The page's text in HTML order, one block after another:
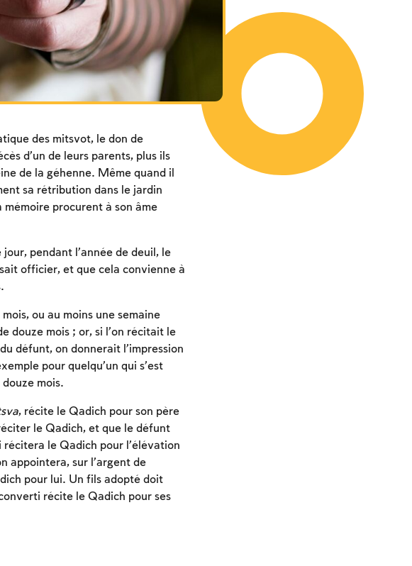
des mitsvot, le don de
d’un de leurs parents, plus ils
de la géhenne. Même quand il
sa rétribution dans le jardin
mémoire procurent à son âme
pendant l’année de deuil, le
officier, et que cela convienne à
ou au moins une semaine
douze mois ; or, si l’on récitait le
défunt, on donnerait l’impression
pour quelqu’un qui s’est
mois.
, récite le Qadich pour son père
le Qadich, et que le défunt
le Qadich pour l’élévation
appointera, sur l’argent de
pour lui. Un fils adopté doit
récite le Qadich pour ses
vous